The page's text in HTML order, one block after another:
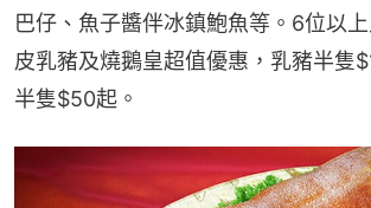
巴仔、魚子醬伴冰鎮鮑魚等。6位以
皮乳豬及燒鵝皇超值優惠，乳豬半隻
半隻$50起。